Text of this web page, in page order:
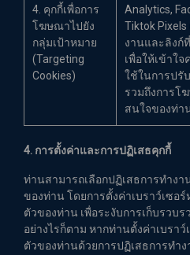
4. คุกกี้เพื่อการ
โฆษณาไปยัง
กลุ่มเป้าหมาย
(Targeting
Cookies)
Analytics,
Tiktok
งานและลิงก์
เพื่อให้เข้าใ
ใช้ในการปรั
รวมถึงการโ
สนใจของท่า
4. การตั้งค่าและการปฏิเสธคุกกี้
ท่านสามารถเลือกปฏิเสธการทำง
ของท่าน โดยการตั้งค่าเบราว์เซอ
ตัวของท่าน เพื่อระงับการเก็บรวบ
อย่างไรก็ตาม หากท่านตั้งค่าเบรา
ตัวของท่านด้วยการปฏิเสธการทำ